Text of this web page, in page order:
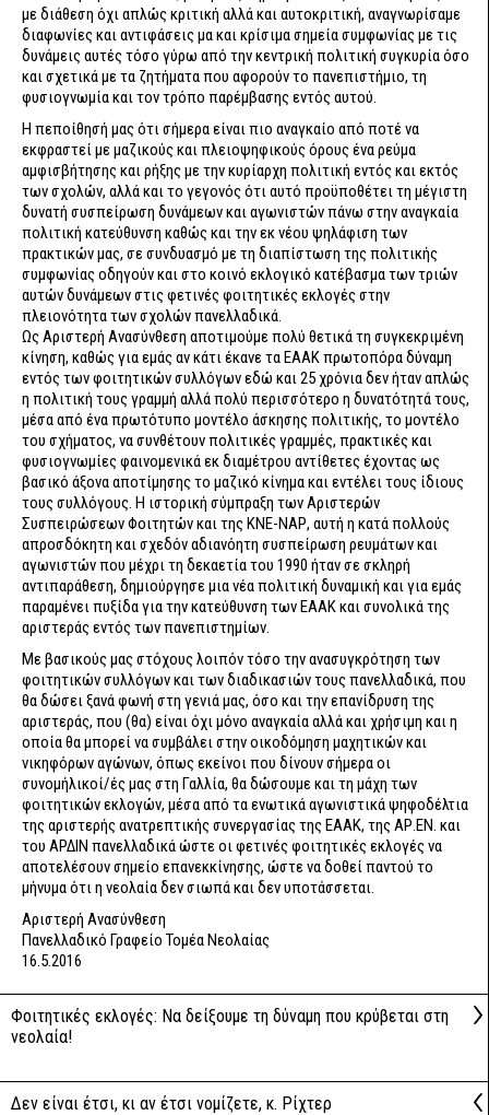
με διάθεση όχι απλώς κριτική αλλά και αυτοκριτική, αναγνωρίσαμε
διαφωνίες και αντιφάσεις μα και κρίσιμα σημεία συμφωνίας με τις
δυνάμεις αυτές τόσο γύρω από την κεντρική πολιτική συγκυρία όσο
και σχετικά με τα ζητήματα που αφορούν το πανεπιστήμιο, τη
φυσιογνωμία και τον τρόπο παρέμβασης εντός αυτού.
Η πεποίθησή μας ότι σήμερα είναι πιο αναγκαίο από ποτέ να
εκφραστεί με μαζικούς και πλειοψηφικούς όρους ένα ρεύμα
αμφισβήτησης και ρήξης με την κυρίαρχη πολιτική εντός και εκτός
των σχολών, αλλά και το γεγονός ότι αυτό προϋποθέτει τη μέγιστη
δυνατή συσπείρωση δυνάμεων και αγωνιστών πάνω στην αναγκαία
πολιτική κατεύθυνση καθώς και την εκ νέου ψηλάφιση των
πρακτικών μας, σε συνδυασμό με τη διαπίστωση της πολιτικής
συμφωνίας οδηγούν και στο κοινό εκλογικό κατέβασμα των τριών
αυτών δυνάμεων στις φετινές φοιτητικές εκλογές στην
πλειονότητα των σχολών πανελλαδικά.
Ως Αριστερή Ανασύνθεση αποτιμούμε πολύ θετικά τη συγκεκριμένη
κίνηση, καθώς για εμάς αν κάτι έκανε τα ΕΑΑΚ πρωτοπόρα δύναμη
εντός των φοιτητικών συλλόγων εδώ και 25 χρόνια δεν ήταν απλώς
η πολιτική τους γραμμή αλλά πολύ περισσότερο η δυνατότητά τους,
μέσα από ένα πρωτότυπο μοντέλο άσκησης πολιτικής, το μοντέλο
του σχήματος, να συνθέτουν πολιτικές γραμμές, πρακτικές και
φυσιογνωμίες φαινομενικά εκ διαμέτρου αντίθετες έχοντας ως
βασικό άξονα αποτίμησης το μαζικό κίνημα και εντέλει τους ίδιους
τους συλλόγους. Η ιστορική σύμπραξη των Αριστερών
Συσπειρώσεων Φοιτητών και της ΚΝΕ-ΝΑΡ, αυτή η κατά πολλούς
απροσδόκητη και σχεδόν αδιανόητη συσπείρωση ρευμάτων και
αγωνιστών που μέχρι τη δεκαετία του 1990 ήταν σε σκληρή
αντιπαράθεση, δημιούργησε μια νέα πολιτική δυναμική και για εμάς
παραμένει πυξίδα για την κατεύθυνση των ΕΑΑΚ και συνολικά της
αριστεράς εντός των πανεπιστημίων.
Με βασικούς μας στόχους λοιπόν τόσο την ανασυγκρότηση των
φοιτητικών συλλόγων και των διαδικασιών τους πανελλαδικά, που
θα δώσει ξανά φωνή στη γενιά μας, όσο και την επανίδρυση της
αριστεράς, που (θα) είναι όχι μόνο αναγκαία αλλά και χρήσιμη και η
οποία θα μπορεί να συμβάλει στην οικοδόμηση μαχητικών και
νικηφόρων αγώνων, όπως εκείνοι που δίνουν σήμερα οι
συνομήλικοί/ές μας στη Γαλλία, θα δώσουμε και τη μάχη των
φοιτητικών εκλογών, μέσα από τα ενωτικά αγωνιστικά ψηφοδέλτια
της αριστερής ανατρεπτικής συνεργασίας της ΕΑΑΚ, της ΑΡ.ΕΝ. και
του ΑΡΔΙΝ πανελλαδικά ώστε οι φετινές φοιτητικές εκλογές να
αποτελέσουν σημείο επανεκκίνησης, ώστε να δοθεί παντού το
μήνυμα ότι η νεολαία δεν σιωπά και δεν υποτάσσεται.
Αριστερή Ανασύνθεση
Πανελλαδικό Γραφείο Τομέα Νεολαίας
16.5.2016
Φοιτητικές εκλογές: Να δείξουμε τη δύναμη που κρύβεται στη
νεολαία!
Δεν είναι έτσι, κι αν έτσι νομίζετε, κ. Ρίχτερ